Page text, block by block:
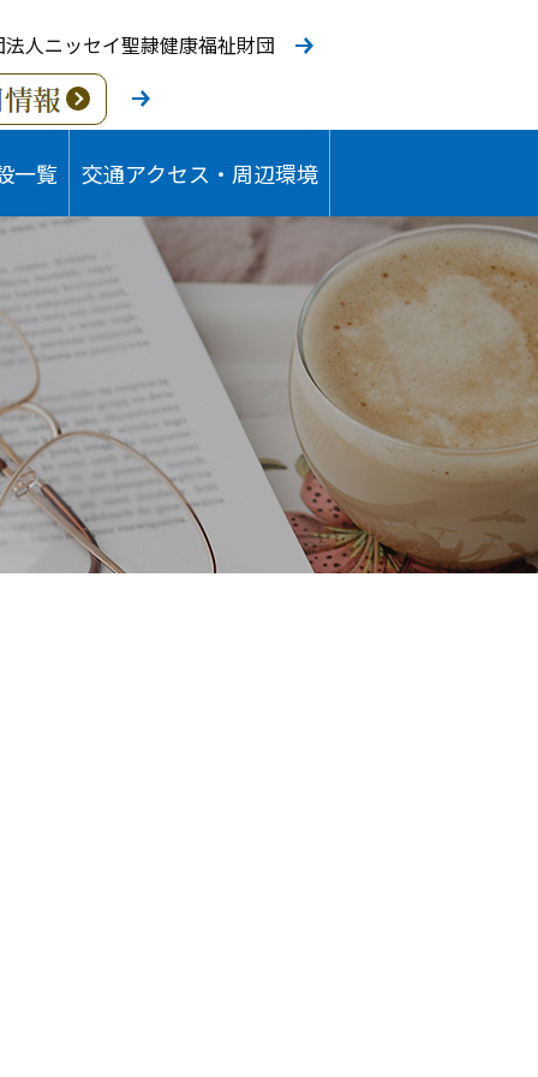
人ニッセイ聖隷健康福祉財団
一覧 交通アクセス・周辺環境